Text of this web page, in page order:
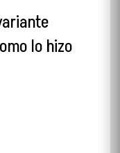
lo hizo